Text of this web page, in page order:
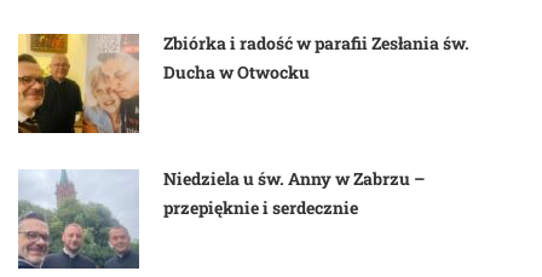
Zbiórka i radość w parafii Zesłania św.
Ducha w Otwocku
Niedziela u św. Anny w Zabrzu –
przepięknie i serdecznie